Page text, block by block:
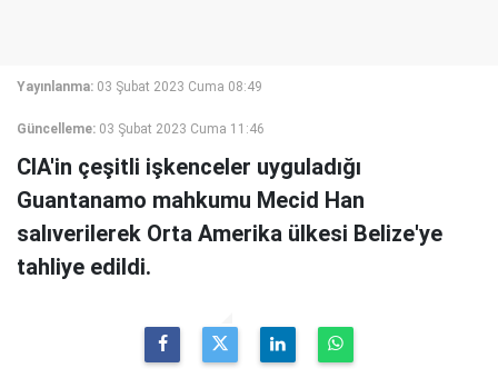
Yayınlanma: 03 Şubat 2023 Cuma 08:49
Güncelleme: 03 Şubat 2023 Cuma 11:46
CIA'in çeşitli işkenceler uyguladığı
Guantanamo mahkumu Mecid Han
salıverilerek Orta Amerika ülkesi Belize'ye
tahliye edildi.